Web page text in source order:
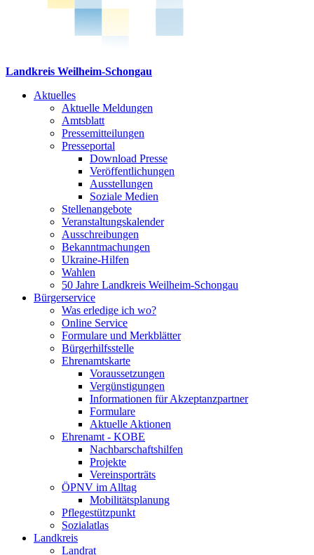
Landkreis Weilheim-Schongau
Aktuelles
Aktuelle Meldungen
Amtsblatt
Pressemitteilungen
Presseportal
Download Presse
Veröffentlichungen
Ausstellungen
Soziale Medien
Stellenangebote
Veranstaltungskalender
Ausschreibungen
Bekanntmachungen
Ukraine-Hilfen
Wahlen
50 Jahre Landkreis Weilheim-Schongau
Bürgerservice
Was erledige ich wo?
Online Service
Formulare und Merkblätter
Bürgerhilfsstelle
Ehrenamtskarte
Voraussetzungen
Vergünstigungen
Informationen für Akzeptanzpartner
Formulare
Aktuelle Aktionen
Ehrenamt - KOBE
Nachbarschaftshilfen
Projekte
Vereinsporträts
ÖPNV im Alltag
Mobilitätsplanung
Pflegestützpunkt
Sozialatlas
Landkreis
Landrat